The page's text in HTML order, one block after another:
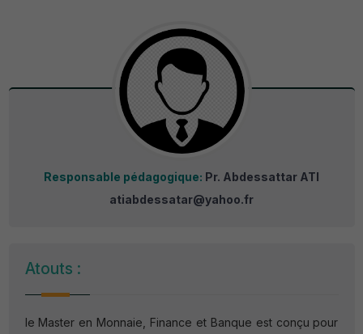
Responsable pédagogique: Pr. Abdessattar ATI
atiabdessatar@yahoo.fr
Atouts :
le Master en Monnaie, Finance et Banque est conçu pour